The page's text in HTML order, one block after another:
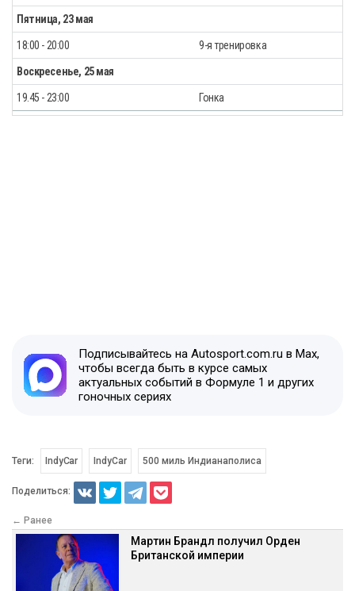
Пятница, 23 мая
18:00 - 20:00 9-я тренировка
Воскресенье, 25 мая
19.45 - 23:00 Гонка
Подписывайтесь на Autosport.com.ru в Max,
чтобы всегда быть в курсе самых
актуальных событий в Формуле 1 и других
гоночных сериях
Теги: IndyCar IndyCar 500 миль Индианаполиса
Поделиться:
← Ранее
Мартин Брандл получил Орден
Британской империи